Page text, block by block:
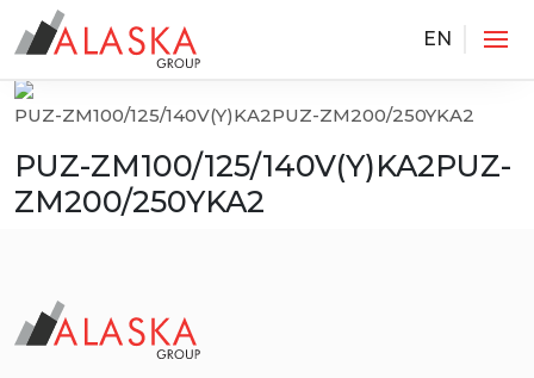
EN
Services
PUZ-ZM100/125/140V(Y)KA2PUZ-ZM200/250YKA2
PUZ-ZM100/125/140V(Y)KA2PUZ-
ZM200/250YKA2